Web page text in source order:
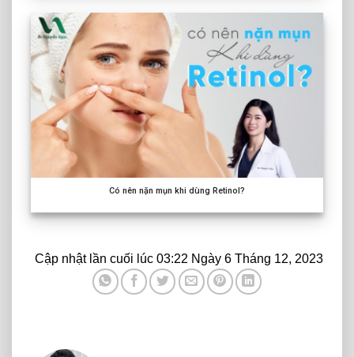
Có nên nặn mụn khi dùng Retinol?
Cập nhật lần cuối lúc 03:22 Ngày 6 Tháng 12, 2023